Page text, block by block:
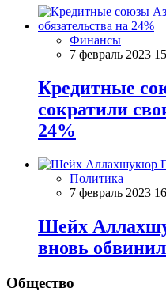
Финансы
7 февраль 2023
Кредитные
сократили
24%
Политика
7 февраль 2023
Шейх
вновь
Общество